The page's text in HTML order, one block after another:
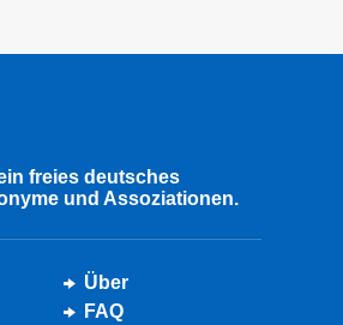
freies deutsches
und Assoziationen.
Über
FAQ